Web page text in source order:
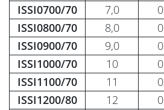
ISSI0700/70
7,0
ISSI0800/70
8,0
ISSI0900/70
9,0
ISSI1000/70
10
ISSI1100/70
11
ISSI1200/80
12